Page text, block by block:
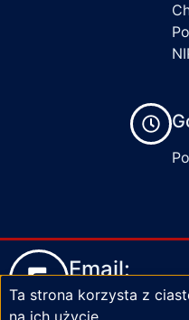
Email:
biuro@zaciski-
Ta strona korzysta z
na ich użycie